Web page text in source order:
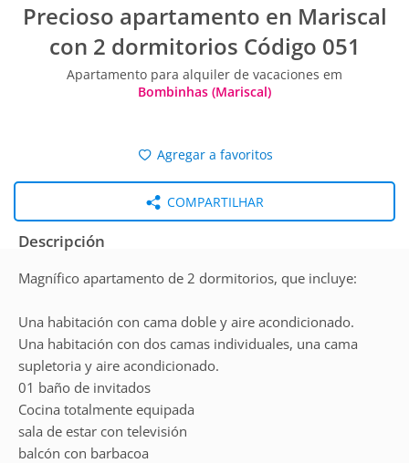
Precioso apartamento en Mariscal
con 2 dormitorios Código 051
Apartamento para alquiler de vacaciones em
Bombinhas (Mariscal)
Agregar a favoritos
COMPARTILHAR
Descripción
Magnífico apartamento de 2 dormitorios, que incluye:
Una habitación con cama doble y aire acondicionado.
Una habitación con dos camas individuales, una cama
supletoria y aire acondicionado.
01 baño de invitados
Cocina totalmente equipada
sala de estar con televisión
balcón con barbacoa